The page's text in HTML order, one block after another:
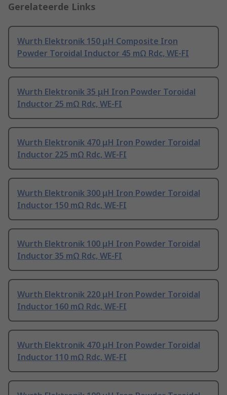
Gerelateerde Links
Wurth Elektronik 150 μH Composite Iron
Powder Toroidal Inductor 45 mΩ Rdc, WE-FI
Wurth Elektronik 35 μH Iron Powder Toroidal
Inductor 25 mΩ Rdc, WE-FI
Wurth Elektronik 470 μH Iron Powder Toroidal
Inductor 225 mΩ Rdc, WE-FI
Wurth Elektronik 300 μH Iron Powder Toroidal
Inductor 150 mΩ Rdc, WE-FI
Wurth Elektronik 100 μH Iron Powder Toroidal
Inductor 35 mΩ Rdc, WE-FI
Wurth Elektronik 220 μH Iron Powder Toroidal
Inductor 160 mΩ Rdc, WE-FI
Wurth Elektronik 470 μH Iron Powder Toroidal
Inductor 110 mΩ Rdc, WE-FI